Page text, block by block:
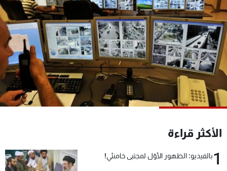
الأكثر قراءة
1بالفيديو: الظهور الأوّل لمجتبى خامنئي!
منوعات رياضة
كأس العالم
البرامج
جدول البرامج
شاهد البرامج
عن MTV
الإنـتـاج
وظائف